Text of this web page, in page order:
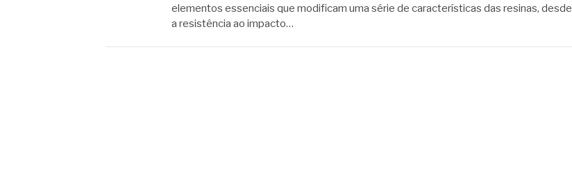
elementos essenciais que modificam uma série de características das resinas, desde
a resistência ao impacto…